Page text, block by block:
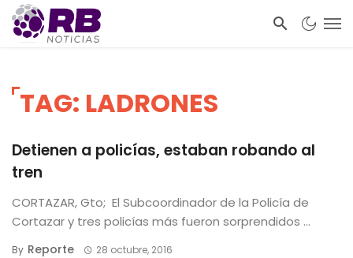
TAG: LADRONES
Detienen a policías, estaban robando al
tren
CORTAZAR, Gto; El Subcoordinador de la Policía de
Cortazar y tres policías más fueron sorprendidos ...
By Reporte 28 octubre, 2016